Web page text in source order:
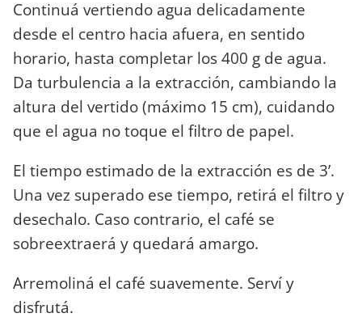
Continuá vertiendo agua delicadamente
desde el centro hacia afuera, en sentido
horario, hasta completar los 400 g de agua.
Da turbulencia a la extracción, cambiando la
altura del vertido (máximo 15 cm), cuidando
que el agua no toque el filtro de papel.
El tiempo estimado de la extracción es de 3’.
Una vez superado ese tiempo, retirá el filtro y
desechalo. Caso contrario, el café se
sobreextraerá y quedará amargo.
Arremoliná el café suavemente. Serví y
disfrutá.